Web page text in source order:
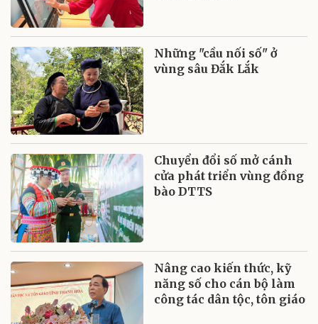
Những "cầu nối số" ở
vùng sâu Đắk Lắk
Chuyển đổi số mở cánh
cửa phát triển vùng đồng
bào DTTS
Nâng cao kiến thức, kỹ
năng số cho cán bộ làm
công tác dân tộc, tôn giáo